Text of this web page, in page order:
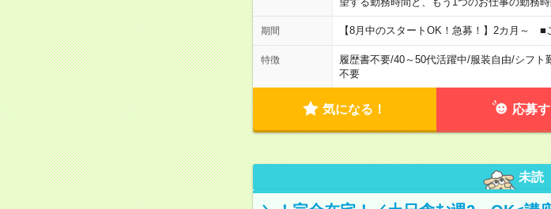
期間 【8月中のスタートOK！急募！】2カ月～ ■
特徴 履歴書不要/40～50代活躍中/服装自由/シフト
不要
気になる！ 応募
未読